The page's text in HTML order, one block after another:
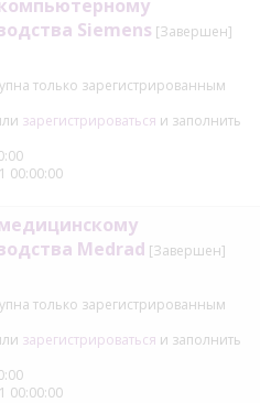
Siemens [Завершен]
только зарегистрированным
зарегистрироваться и заполнить
00:00:00
Medrad [Завершен]
только зарегистрированным
зарегистрироваться и заполнить
00:00:00